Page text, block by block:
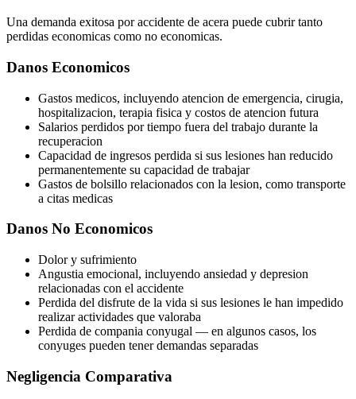
Una demanda exitosa por accidente de acera puede cubrir tanto
perdidas economicas como no economicas.
Danos Economicos
Gastos medicos, incluyendo atencion de emergencia, cirugia,
hospitalizacion, terapia fisica y costos de atencion futura
Salarios perdidos por tiempo fuera del trabajo durante la
recuperacion
Capacidad de ingresos perdida si sus lesiones han reducido
permanentemente su capacidad de trabajar
Gastos de bolsillo relacionados con la lesion, como transporte
a citas medicas
Danos No Economicos
Dolor y sufrimiento
Angustia emocional, incluyendo ansiedad y depresion
relacionadas con el accidente
Perdida del disfrute de la vida si sus lesiones le han impedido
realizar actividades que valoraba
Perdida de compania conyugal — en algunos casos, los
conyuges pueden tener demandas separadas
Negligencia Comparativa